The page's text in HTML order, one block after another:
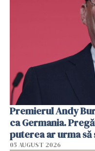
Premierul Andy
ca Germania.
puterea ar urma să
05 AUGUST 2026